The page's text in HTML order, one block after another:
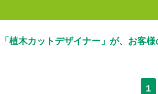
植木カットデザイナー」が、お客
1